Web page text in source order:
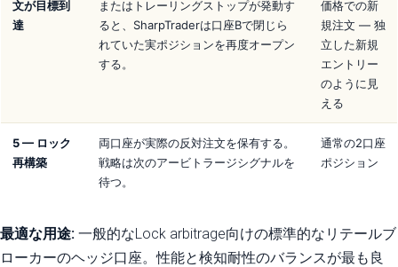
文が目標到
達
またはトレーリングストップが発動す
ると、SharpTraderは口座Bで閉じら
れていた実ポジションを再度オープン
する。
価格での新
規注文 — 独
立した新規
エントリー
のように見
える
5 — ロック
再構築
両口座が実際の反対注文を保有する。
戦略は次のアービトラージシグナルを
待つ。
通常の2口座
ポジション
最適な用途: 一般的なLock arbitrage向けの標準的なリテールブ
ローカーのヘッジ口座。性能と検知耐性のバランスが最も良